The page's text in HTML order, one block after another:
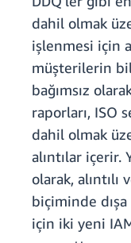
dahil olmak
işlenmesi için
müşterilerin
bağımsız
raporları, ISO
dahil olmak
alıntılar içerir.
olarak, alıntılı
biçiminde
için iki yeni